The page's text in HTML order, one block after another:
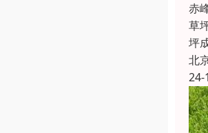
赤
草
坪
北
24-